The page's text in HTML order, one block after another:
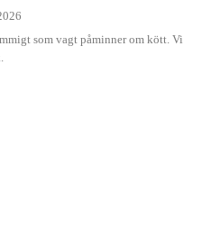
som vagt påminner om kött. Vi